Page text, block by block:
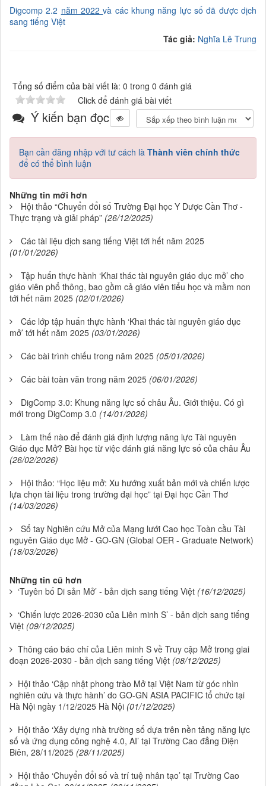
Digcomp 2.2 năm 2022và các khung năng lực số đã được dịch
sang tiếng Việt
Tác giả: Nghĩa Lê Trung
Tổng số điểm của bài viết là: 0 trong 0 đánh giá
Click để đánh giá bài viết
Ý kiến bạn đọc
Bạn cần đăng nhập với tư cách là Thành viên chính thức
để có thể bình luận
Những tin mới hơn
Hội thảo “Chuyển đổi số Trường Đại học Y Dược Cần Thơ -
Thực trạng và giải pháp” (26/12/2025)
Các tài liệu dịch sang tiếng Việt tới hết năm 2025
(01/01/2026)
Tập huấn thực hành ‘Khai thác tài nguyên giáo dục mở’ cho
giáo viên phổ thông, bao gồm cả giáo viên tiểu học và mầm non
tới hết năm 2025 (02/01/2026)
Các lớp tập huấn thực hành ‘Khai thác tài nguyên giáo dục
mở’ tới hết năm 2025 (03/01/2026)
Các bài trình chiếu trong năm 2025 (05/01/2026)
Các bài toàn văn trong năm 2025 (06/01/2026)
DigComp 3.0: Khung năng lực số châu Âu. Giới thiệu. Có gì
mới trong DigComp 3.0 (14/01/2026)
Làm thế nào để đánh giá định lượng năng lực Tài nguyên
Giáo dục Mở? Bài học từ việc đánh giá năng lực số của châu Âu
(26/02/2026)
Hội thảo: “Học liệu mở: Xu hướng xuất bản mới và chiến lược
lựa chọn tài liệu trong trường đại học” tại Đại học Cần Thơ
(14/03/2026)
Sổ tay Nghiên cứu Mở của Mạng lưới Cao học Toàn cầu Tài
nguyên Giáo dục Mở - GO-GN (Global OER - Graduate Network)
(18/03/2026)
Những tin cũ hơn
‘Tuyên bố Di sản Mở’ - bản dịch sang tiếng Việt (16/12/2025)
‘Chiến lược 2026-2030 của Liên minh S’ - bản dịch sang tiếng
Việt (09/12/2025)
Thông cáo báo chí của Liên minh S về Truy cập Mở trong giai
đoạn 2026-2030 - bản dịch sang tiếng Việt (08/12/2025)
Hội thảo ‘Cập nhật phong trào Mở tại Việt Nam từ góc nhìn
nghiên cứu và thực hành’ do GO-GN ASIA PACIFIC tổ chức tại
Hà Nội ngày 1/12/2025 Hà Nội (01/12/2025)
Hội thảo ‘Xây dựng nhà trường số dựa trên nền tảng năng lực
số và ứng dụng công nghệ 4.0, AI’ tại Trường Cao đẳng Điện
Biên, 28/11/2025 (28/11/2025)
Hội thảo ‘Chuyển đổi số và trí tuệ nhân tạo’ tại Trường Cao